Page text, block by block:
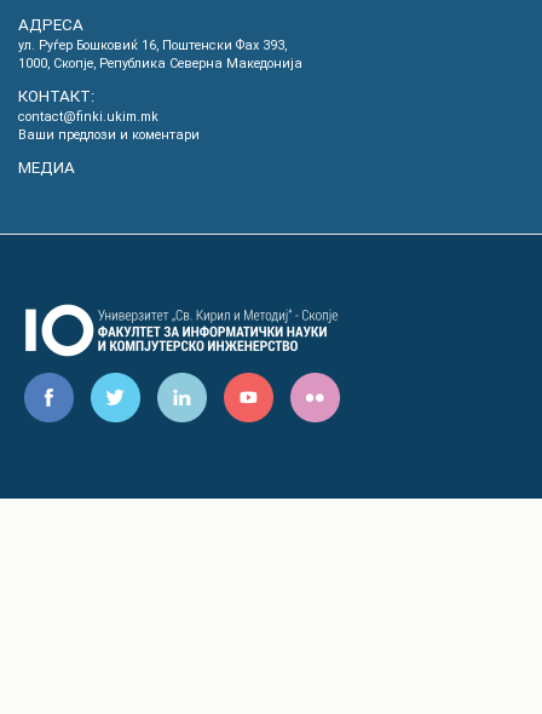
АДРЕСА
ул. Руѓер Бошковиќ 16, Пoштенски Фах 393,
1000, Скопје, Република Северна Македонија
КОНТАКТ:
contact@finki.ukim.mk
Ваши предлози и коментари
МЕДИА